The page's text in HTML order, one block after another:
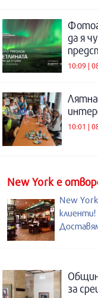
да я
10:09 |
10:01 |
New York е
New
клиенти!
за